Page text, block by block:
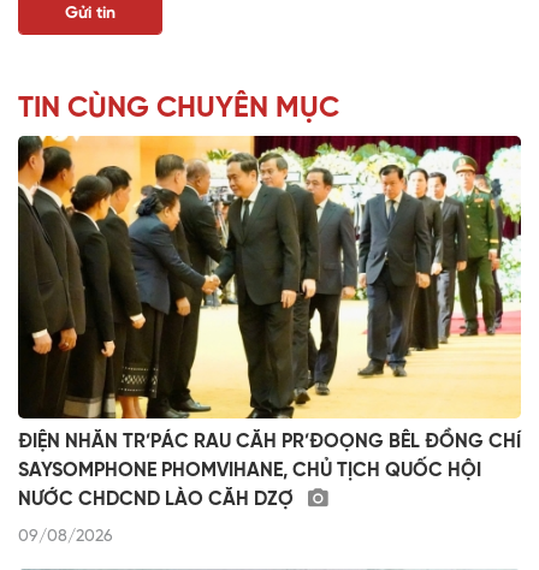
TIN CÙNG CHUYÊN MỤC
ĐIỆN NHĂN TR’PÁC RAU CĂH PR’ĐOỌNG BÊL ĐỒNG CHÍ
SAYSOMPHONE PHOMVIHANE, CHỦ TỊCH QUỐC HỘI
NƯỚC CHDCND LÀO CĂH DZỢ
09/08/2026